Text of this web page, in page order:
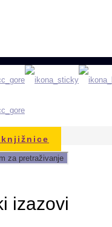
izazovi